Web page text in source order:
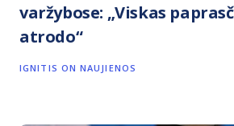
varžybose: „Viskas
atrodo“
IGNITIS ON NAUJIENOS